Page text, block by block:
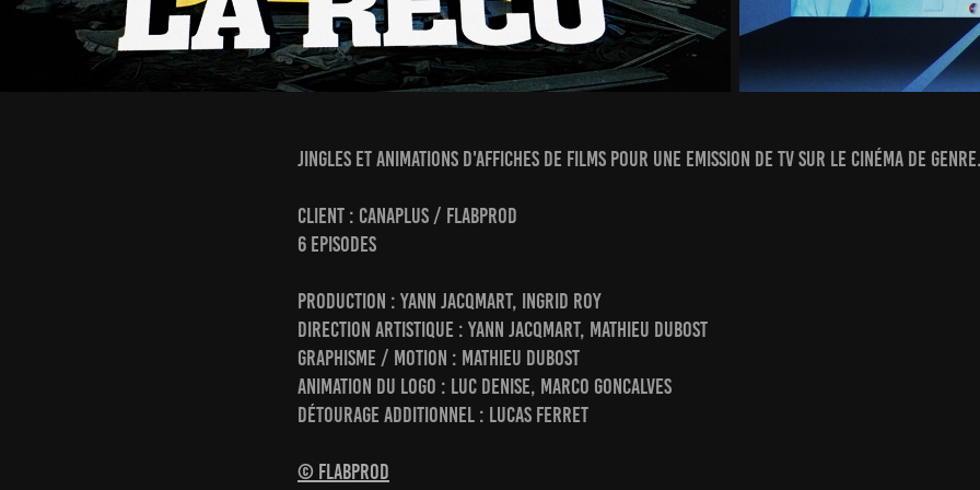
jingles et animations d'affiches de films pour une emission de tv sur le cinéma de
CLIENT : CANAPLUS / FLABPROD
6 EPISODES
Production : YANN JACQMART, INGRId ROY
direction artistique : YANN JACQMART, MATHIEU DUBOST
grAphisme / MOTION : mathieu dubost
animation du logo : LUC DENISE, marco goncalves
détourage additionnel : lucas ferret
© Flabprod